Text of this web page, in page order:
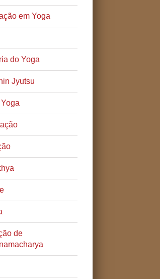
em Yoga
do Yoga
Jyutsu
de